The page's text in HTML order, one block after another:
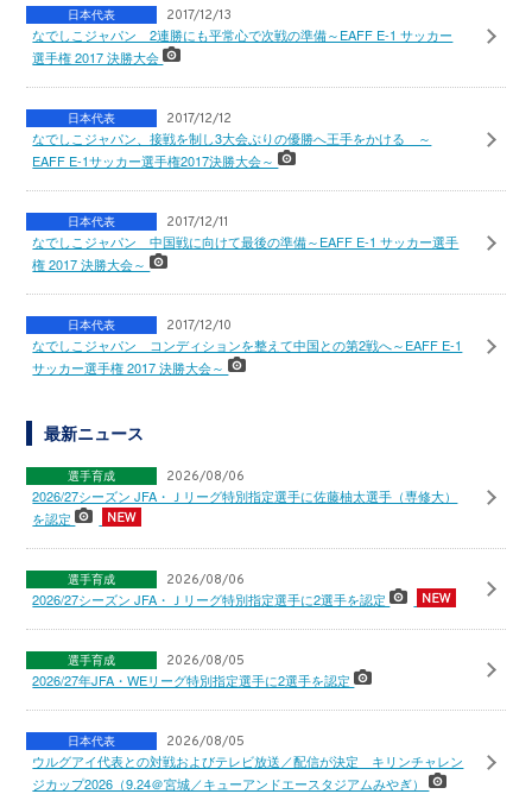
日本代表 2017/12/13
なでしこジャパン 2連勝にも平常心で次戦の準備～EAFF E-1 サッカー
選手権 2017 決勝大会
日本代表 2017/12/12
なでしこジャパン、接戦を制し3大会ぶりの優勝へ王手をかける ～
EAFF E-1サッカー選手権2017決勝大会～
日本代表 2017/12/11
なでしこジャパン 中国戦に向けて最後の準備～EAFF E-1 サッカー選手
権 2017 決勝大会～
日本代表 2017/12/10
なでしこジャパン コンディションを整えて中国との第2戦へ～EAFF E-1
サッカー選手権 2017 決勝大会～
最新ニュース
選手育成 2026/08/06
2026/27シーズン JFA・Ｊリーグ特別指定選手に佐藤柚太選手（専修大）
を認定
選手育成 2026/08/06
2026/27シーズン JFA・Ｊリーグ特別指定選手に2選手を認定
選手育成 2026/08/05
2026/27年JFA・WEリーグ特別指定選手に2選手を認定
日本代表 2026/08/05
ウルグアイ代表との対戦およびテレビ放送／配信が決定 キリンチャレン
ジカップ2026（9.24＠宮城／キューアンドエースタジアムみやぎ）